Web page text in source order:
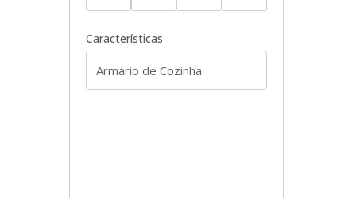
Características